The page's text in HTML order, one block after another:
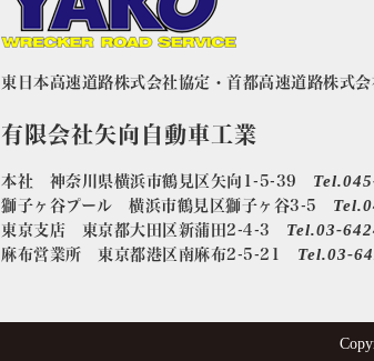
東日本高速道路株式会社協定・首都高速道路株式
有限会社矢向自動車工業
本社 神奈川県横浜市鶴見区矢向1-5-39
獅子ヶ谷プール 横浜市鶴見区獅子ヶ谷3-5
東京支店 東京都大田区新蒲田2-4-3 Tel.03-
麻布営業所 東京都港区南麻布2-5-21 Tel.03-